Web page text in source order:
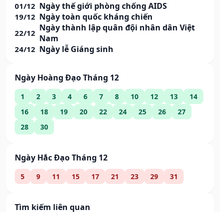
01/12 Ngày thế giới phòng chống AIDS
19/12 Ngày toàn quốc kháng chiến
22/12 Ngày thành lập quân đội nhân dân Việt
Nam
24/12 Ngày lễ Giáng sinh
Ngày Hoàng Đạo Tháng 12
1 2 3 4 6 7 8 10 12 13
14
16
18 19 20 22 24 25 26
27
28
30
Ngày Hắc Đạo Tháng 12
5 9 11 15 17 21 23 29 31
Tìm kiếm liên quan